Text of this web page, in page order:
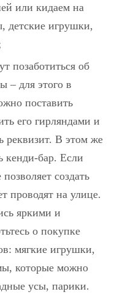
или кидаем на
детские игрушки,
позаботиться об
– для этого в
поставить
его гирляндами и
реквизит. В этом же
кенди-бар. Если
создать
проводят на улице.
яркими и
о покупке
мягкие игрушки,
которые можно
усы, парики.